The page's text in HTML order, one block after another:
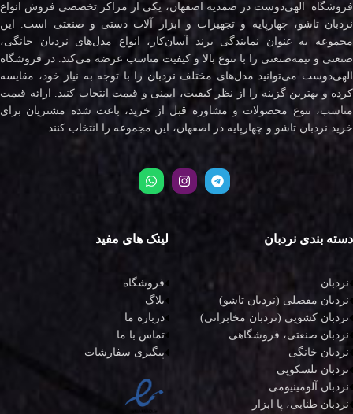
فروشگاه الهی‌دوست در صمدیه اصفهان، یکی از مراکز تخصصی فروش انواع
نردبان تاشو، چهارپایه و تجهیزات و ابزار آلات دستی و صنعتی است. این
مجموعه به عنوان نمایندگی برند آسان‌کار، انواع مدل‌های نردبان خانگی،
صنعتی و نیمه‌صنعتی را با تنوع بالا و کیفیت مناسب عرضه می‌کند. در فروشگاه
الهی‌دوست می‌توانید مدل‌های مختلف نردبان را با توجه به نیاز خود، مقایسه
کرده و بهترین گزینه را از نظر کیفیت، ایمنی و قیمت انتخاب کنید. ارائه قیمت
مناسب، تنوع محصولات و مشاوره قبل از خرید، باعث شده مشتریان برای
خرید نردبان تاشو و چهارپایه در اصفهان، این مجموعه را انتخاب کنند.
دسته بندی نردبان
نردبان
نردبان مفصلی (نردبان تاشو)
نردبان کشویی (نردبان مخابراتی)
نردبان صنعتی، فروشگاهی
نردبان خانگی
نردبان تلسکوپی
نردبان آلومینیومی
نردبان طنابی، پا ابزار
لینک های مفید
فروشگاه
بلاگ
درباره ما
تماس با ما
پیگیری سفارشات